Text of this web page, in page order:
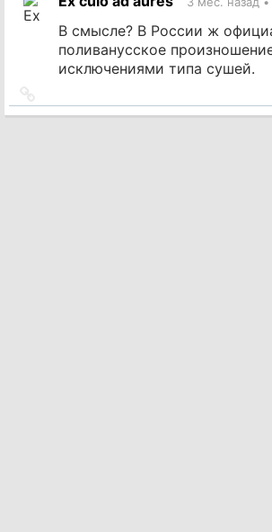
источник
В смысле? В России ж
поливанусское
исключениями типа сушей.
на